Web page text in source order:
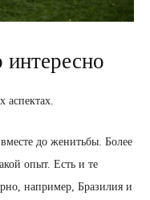
аспектах.
до женитьбы. Более
опыт. Есть и те
например, Бразилия и